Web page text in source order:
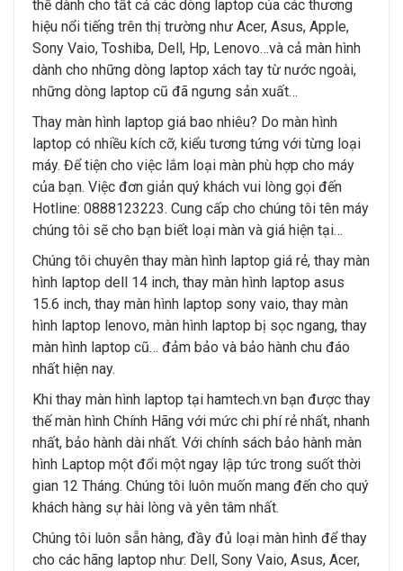
thế dành cho tất cả các dòng laptop của các thương
hiệu nổi tiếng trên thị trường như Acer, Asus, Apple,
Sony Vaio, Toshiba, Dell, Hp, Lenovo…và cả màn hình
dành cho những dòng laptop xách tay từ nước ngoài,
những dòng laptop cũ đã ngưng sản xuất…
Thay màn hình laptop giá bao nhiêu? Do màn hình
laptop có nhiều kích cỡ, kiểu tương tứng với từng loại
máy. Để tiện cho việc lắm loại màn phù hợp cho máy
của bạn. Việc đơn giản quý khách vui lòng gọi đến
Hotline: 0888123223. Cung cấp cho chúng tôi tên máy
chúng tôi sẽ cho bạn biết loại màn và giá hiện tại…
Chúng tôi chuyên thay màn hình laptop giá rẻ, thay màn
hình laptop dell 14 inch, thay màn hình laptop asus
15.6 inch, thay màn hình laptop sony vaio, thay màn
hình laptop lenovo, màn hình laptop bị sọc ngang, thay
màn hình laptop cũ… đảm bảo và bảo hành chu đáo
nhất hiện nay.
Khi thay màn hình laptop tại hamtech.vn bạn được thay
thế màn hình Chính Hãng với mức chi phí rẻ nhất, nhanh
nhất, bảo hành dài nhất. Với chính sách bảo hành màn
hình Laptop một đổi một ngay lập tức trong suốt thời
gian 12 Tháng. Chúng tôi luôn muốn mang đến cho quý
khách hàng sự hài lòng và yên tâm nhất.
Chúng tôi luôn sẵn hàng, đầy đủ loại màn hình để thay
cho các hãng laptop như: Dell, Sony Vaio, Asus, Acer,